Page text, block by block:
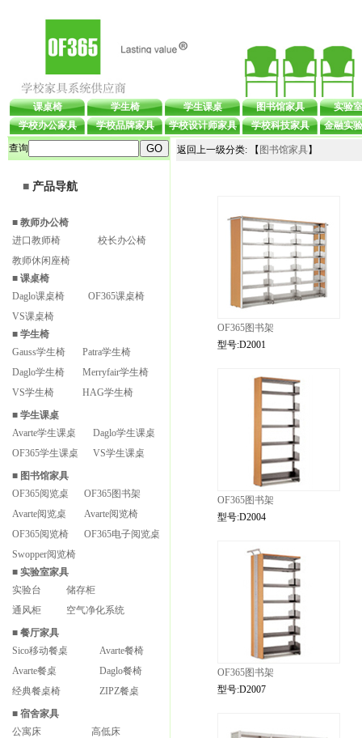
课桌椅 学生椅 学生课桌 图书馆家具
实验
学校办公家具
学校品牌家具 学校设计师家具 学校科技家具
金融实
查询
■ 产品导航
■ 教师办公椅
进口教师椅
校长办公椅
教师休闲座椅
■ 课桌椅
Daglo课桌椅
OF365课桌椅
VS课桌椅
■ 学生椅
Gauss学生椅
Patra学生椅
Daglo学生椅
Merryfair学生椅
VS学生椅
HAG学生椅
■ 学生课桌
Avarte学生课桌
Daglo学生课桌
OF365学生课桌
VS学生课桌
■ 图书馆家具
OF365阅览桌
OF365图书架
Avarte阅览桌
Avarte阅览椅
OF365阅览椅
OF365电子阅览桌
Swopper阅览椅
■ 实验室家具
实验台
储存柜
通风柜
空气净化系统
■ 餐厅家具
Sico移动餐桌
Avarte餐椅
Avarte餐桌
Daglo餐椅
经典餐桌椅
ZIPZ餐桌
■ 宿舍家具
公寓床
高低床
返回上一级分类: 【 图书馆家具】
OF365图书架
型号:D2001
OF365图书架
型号:D2004
OF365图书架
型号:D2007